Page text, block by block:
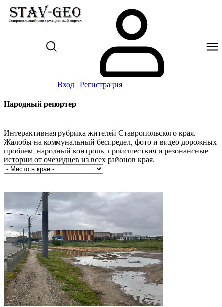
Вход | Регистрация
Народный репортер
Интерактивная рубрика жителей Ставропольского края.
Жалобы на коммунальный беспредел, фото и видео дорожных
проблем, народный контроль, происшествия и резонансные
истории от очевидцев из всех районов края.